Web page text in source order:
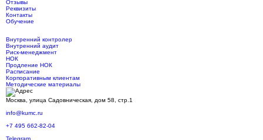
Отзывы
Реквизиты
Контакты
Обучение
Внутренний контролер
Внутренний аудит
Риск-менеджмент
НОК
Продление НОК
Расписание
Корпоративным клиентам
Методические материалы
Москва, улица Садовническая, дом 58, стр.1
info@kumc.ru
+7 495 662-82-04
Telegram